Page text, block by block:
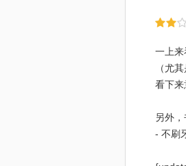
一上来
（尤
看下来
另外
- 不刷